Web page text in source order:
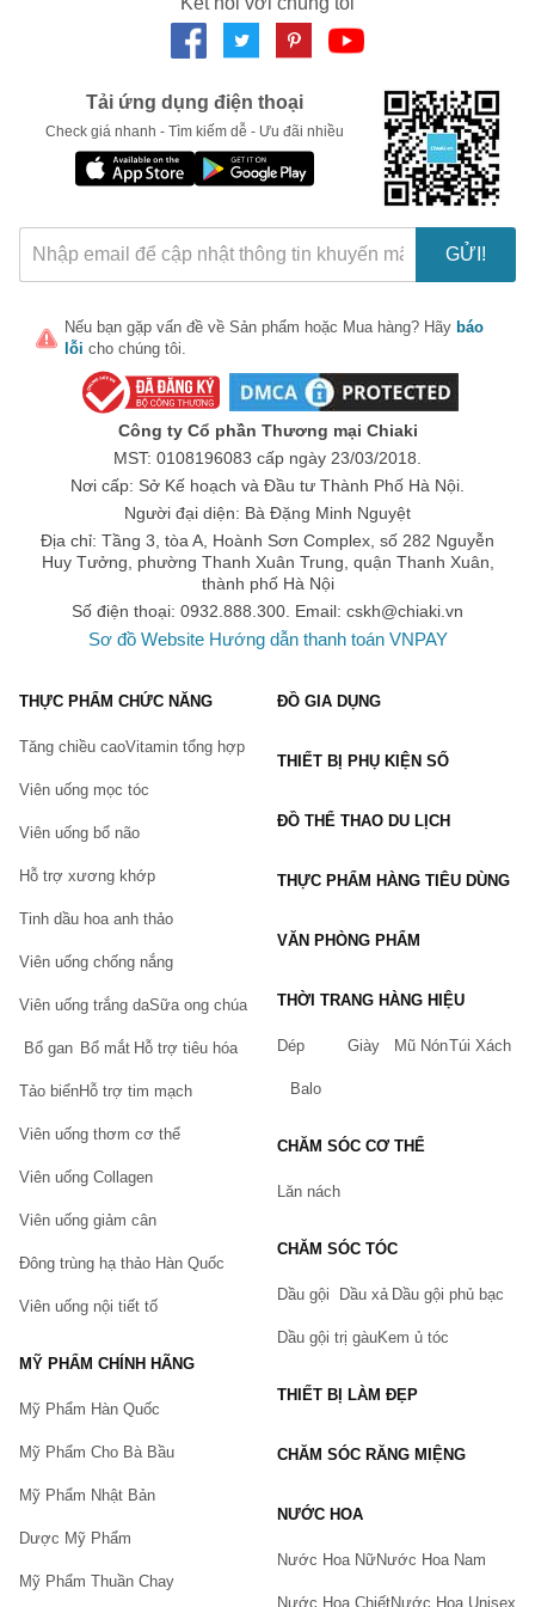
Serum Goodndoc Vitamin C-16.5 Daily Whitening 30ml (mẫu cũ)
Ưu điểm của serum vitamin C GoodnDoc
Giảm thâm nám, thâm mụn và chống oxy hóa giúp da trở
nên hồng hảo, khỏe mạnh.
sáng da, căng da và khôi phục làn da bị xỉn màu.
Chứa hàm lượng cao Vitamin C tinh khiết giúp hỗ trợ trẻ hóa
làn da xỉn màu, thô ráp.
Thúc đẩy quá trình tái tạo collagen, ngăn ngừa và phục hồi
làn da hư tổn, lão hóa.
Hỗ trợ lảm giảm sự hình thành của sắc tố melanin gây sạm
Có thể sử dụng kết hợp với Serum B5sẽ giúp đạt hiệu quả
và cải thiện rõ rệt tình trạng thâm nám và giúp da căng bóng,
mịn màng hơn.
Thành phần của serum vitamin C GoodnDoc
Vitamin C: 15%
Vitamin E: 1%
Ferulic acid: 0.5%
Nước, Axit ascorbic (1 6,5%), Cồn hol, Glucose, Chiết xuất cây
diếp cá, Chiết xuất lá lạc đà Sinensis, Artemisia Princeps Le of
Hyalu.ronate, PEG-60 Hy Dầu thầu dầu, Chiết xuất mầm
Brassica Oleracea Italica (Bông cải xanh), Chiết xuất mầm
xuất chồi Magnolia Liliflora, Chiết xuất mầm Glycine Max (Đậu
nành), Chiết xuất chồi Eugenia Caryophyllus (Đinh hương),
Butylene Glycol, Xanthan G um, Natri Bicarbonate, Amoni
Acryloyl dime thyltaurate / VP Copolymer, Adenosine, Cit rus
Serum vitamin C GoodnDoc chứa 16.5% vitamin C (mẫu cũ)
Kết cấu dạng lỏng, màu vàng nhạt thẩm thấu nhanh
Giải quyết tình trạng da
Làn da bị lão hóa
Da gặp vấn đề về tàn nhang và nám
Hướng dẫn sử dụng serum GoodnDoc vitamin C
Bước 1: Rửa tay sạch và dùng sữa rửa mặt để vệ sinh da
mặt loại bỏ bụi bẩn và các lớp kem, phấn…. Sau đó dùng
Bước 2: Lấy lấy 2 – 4 giọt sản phẩm thoa thoa đều lên da
Tải ứng dụng điện thoại
Check giá nhanh - Tìm kiếm dễ - Ưu đãi nhiều
GỬI!
Nếu bạn gặp vấn đề về Sản phẩm hoặc Mua hàng? Hãy báo
lỗi cho chúng tôi.
Công ty Cổ phần Thương mại Chiaki
MST: 0108196083 cấp ngày 23/03/2018.
Nơi cấp: Sở Kế hoạch và Đầu tư Thành Phố Hà Nội.
Người đại diện: Bà Đặng Minh Nguyệt
Địa chỉ: Tầng 3, tòa A, Hoành Sơn Complex, số 282 Nguyễn
Huy Tưởng, phường Thanh Xuân Trung, quận Thanh Xuân,
thành phố Hà Nội
Số điện thoại: 0932.888.300. Email: cskh@chiaki.vn
Sơ đồ Website Hướng dẫn thanh toán VNPAY
THỰC PHẨM CHỨC NĂNG
Tăng chiều caoVitamin tổng hợp
Viên uống mọc tóc
Viên uống bổ não
Hỗ trợ xương khớp
Tinh dầu hoa anh thảo
Viên uống chống nắng
Viên uống trắng daSữa ong chúa
Bổ gan Bổ mắt Hỗ trợ tiêu hóa
Tảo biểnHỗ trợ tim mạch
Viên uống thơm cơ thể
Viên uống Collagen
Viên uống giảm cân
Đông trùng hạ thảo Hàn Quốc
Viên uống nội tiết tố
MỸ PHẨM CHÍNH HÃNG
Mỹ Phẩm Hàn Quốc
Mỹ Phẩm Cho Bà Bầu
Mỹ Phẩm Nhật Bản
Dược Mỹ Phẩm
Mỹ Phẩm Thuần Chay
ĐỒ GIA DỤNG
THIẾT BỊ PHỤ KIỆN SỐ
ĐỒ THỂ THAO DU LỊCH
THỰC PHẨM HÀNG TIÊU DÙNG
VĂN PHÒNG PHẨM
THỜI TRANG HÀNG HIỆU
Dép Giày Mũ NónTúi Xách
Balo
CHĂM SÓC CƠ THỂ
Lăn nách
CHĂM SÓC TÓC
Dầu gội Dầu xả Dầu gội phủ bạc
Dầu gội trị gàuKem ủ tóc
THIẾT BỊ LÀM ĐẸP
CHĂM SÓC RĂNG MIỆNG
NƯỚC HOA
Nước Hoa NữNước Hoa Nam
Nước Hoa ChiếtNước Hoa Unisex